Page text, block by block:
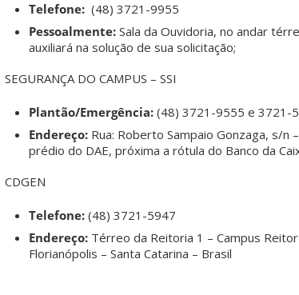
Telefone: (48) 3721-9955
Pessoalmente: Sala da Ouvidoria, no andar
auxiliará na solução de sua solicitação;
SEGURANÇA DO CAMPUS – SSI
Plantão/Emergência: (48) 3721-9555 e 3721-
Endereço: Rua: Roberto Sampaio Gonzaga, s/n
prédio do DAE, próxima a rótula do Banco da
CDGEN
Telefone: (48) 3721-5947
Endereço: Térreo da Reitoria 1 – Campus
Florianópolis – Santa Catarina – Brasil